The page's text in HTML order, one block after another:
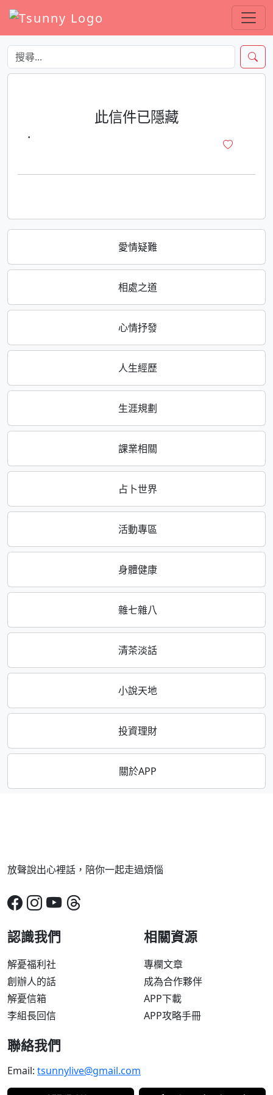
愛情疑難
相處之道
心情抒發
人生經歷
生涯規劃
課業相關
占卜世界
活動專區
身體健康
雜七雜八
清茶淡話
小說天地
投資理財
關於APP
此信件已隱藏
·
放聲說出心裡話，陪你一起走過煩惱
認識我們
解憂福利社
創辦人的話
解憂信箱
李組長回信
相關資源
專欄文章
成為合作夥伴
APP下載
APP攻略手冊
聯絡我們
Email: tsunnylive@gmail.com